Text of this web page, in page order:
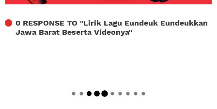
0 RESPONSE TO "Lirik Lagu Eundeuk Eundeukkan
Jawa Barat Beserta Videonya"